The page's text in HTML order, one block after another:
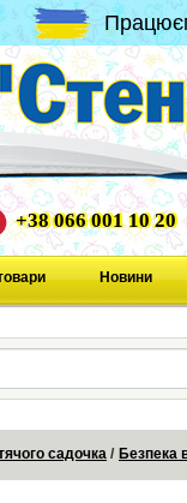
+38 066 001 10 20
Новини
садочка Безпека